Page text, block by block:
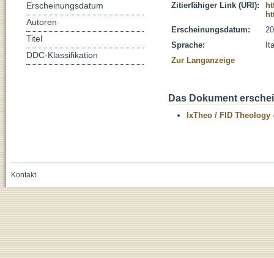
Zitierfähiger Link (URI):
Erscheinungsdatum:
Sprache:
Zur Langanzeige
Das Dokument
IxTheo / FID Theology
Erscheinungsdatum
Autoren
Titel
DDC-Klassifikation
Kontakt